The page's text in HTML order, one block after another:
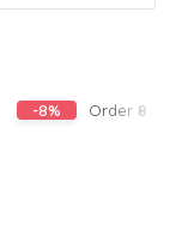
-8% Order 8